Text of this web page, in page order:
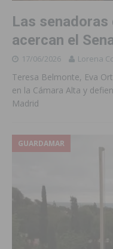
Las senadoras
acercan el
17/06/2026 Lorena
Teresa Belmonte, Eva
en la Cámara Alta y
Madrid
GUARDAMAR